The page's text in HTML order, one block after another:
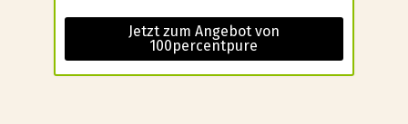
Jetzt zum Angebot von
100percentpure